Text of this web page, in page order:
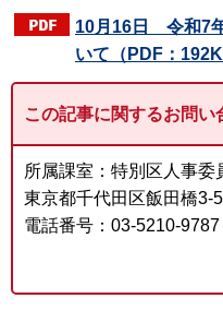
10月16日 令和7
いて（PDF：
この記事に関するお問い
所属課室：特別区人事
東京都千代田区飯田橋3-
電話番号：03-5210-9787